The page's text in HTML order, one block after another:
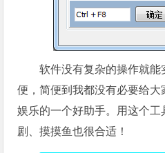
软件没有复杂的操作就
便，简便到我都没有必要给大
娱乐的一个好助手。用这个工
剧、摸摸鱼也很合适！